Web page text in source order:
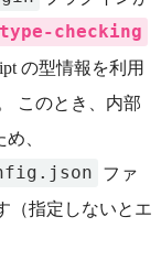
checking
の型情報を利用
このとき、内部
、
ファ
（指定しないとエ